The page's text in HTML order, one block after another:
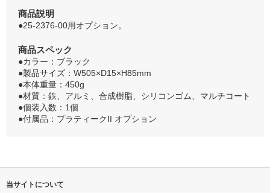
商品説明
●25-2376-00用オプション。
商品スペック
●カラー：ブラック
●製品サイズ：W505×D15×H85mm
●本体重量：450g
●材質：鉄、アルミ、合成樹脂、シリコンゴム、マルチコート
●個装入数：1個
●付属品：プラティークII オプション
当サイトについて